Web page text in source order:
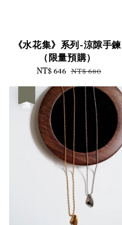
《水花集》系列-涼隙手鍊
（限量預購）
Sale
NT$ 646 Regular
NT$ 680